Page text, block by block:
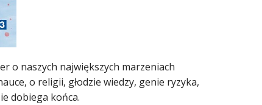
o naszych największych marzeniach
o religii, głodzie wiedzy, genie ryzyka,
dobiega końca.